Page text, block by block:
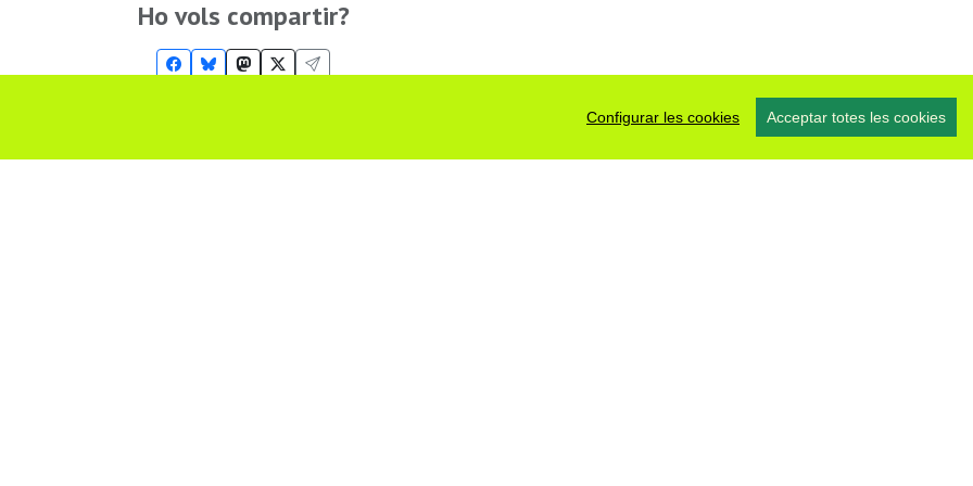
Configurar les cookies Acceptar totes les cookies
Ho vols compartir?